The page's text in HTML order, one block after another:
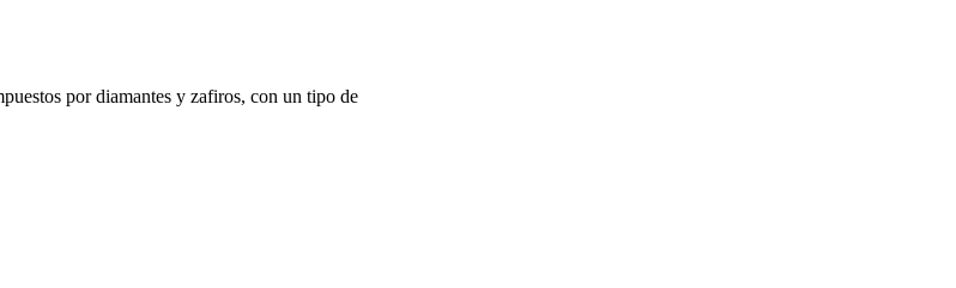
por diamantes y zafiros, con un tipo de